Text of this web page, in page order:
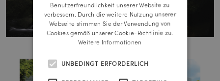
Benutzerfreundlichkeit unserer Website zu
verbessern. Durch die weitere Nutzung unserer
Webseite stimmen Sie der Verwendung von
Cookies gemäß unserer Cookie-Richtlinie zu.
Weitere Informationen
UNBEDINGT ERFORDERLICH